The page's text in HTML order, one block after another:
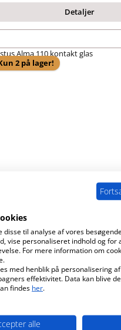
Detaljer
2 på lager!
Producent:
Almindelig pris:
196,87 kr.
Detaljer
disse til analyse af vores
vise personaliseret indhold og for
For mere information om
med henblik på personalisering
effektivitet. Data kan blive
findes her.
alle